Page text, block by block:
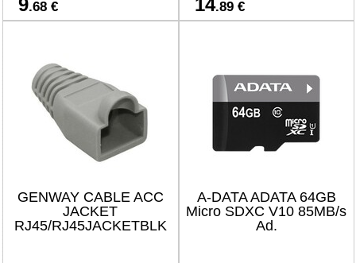
9.68 € 14.89 €
GENWAY CABLE ACC
JACKET
RJ45/RJ45JACKETBLK
A-DATA ADATA 64GB
Micro SDXC V10 85MB/s
Ad.